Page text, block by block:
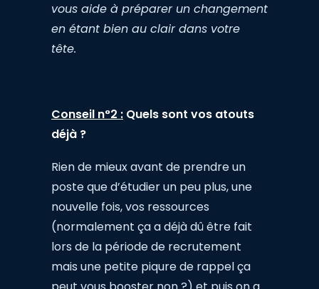
vous aide à préparer un changement
en étant bien au clair dans votre
tête.
Conseil n°2 : Quels sont vos atouts
déjà ?
Rien de mieux avant de prendre un
poste que d’étudier un peu plus, une
nouvelle fois, vos ressources
(normalement ça a déjà dû être fait
lors de la période de recrutement
mais une petite piqure de rappel ça